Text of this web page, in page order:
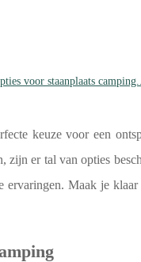
voor staanplaats camping...
keuze voor een
zijn er tal van opties
ervaringen. Maak je